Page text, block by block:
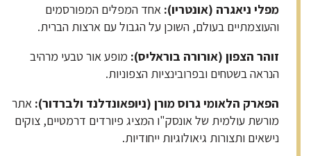
מפלי ניאגרה (אונטריו): אחד המפלים המפורסמים
והעוצמתיים בעולם, השוכן על הגבול עם ארצות הברית.
זוהר הצפון (אורורה בוראליס): מופע אור טבעי מרהיב
הנראה בשטחים ובפרובינציות הצפוניות.
הפארק הלאומי גרוס מורן (ניופאונדלנד ולברדור): אתר
מורשת עולמית של אונסק"ו המציג פיורדים דרמטיים, צוקים
נישאים ותצורות גיאולוגיות ייחודיות.